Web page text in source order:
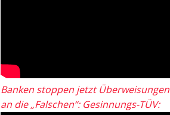
Banken stoppen jetzt Überweisungen
an die „Falschen“: Gesinnungs-TÜV: